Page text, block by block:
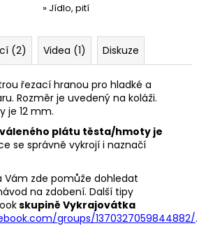
» Jídlo, pití
(2) Videa (1) Diskuze
řezací hranou pro hladké a
Rozměr je uvedený na koláži.
je 12 mm.
plátu těsta/hmoty je
se správně vykrojí i naznačí
Vám zde pomůže dohledat
na zdobení. Další tipy
skupině Vykrajovátka
groups/1370327059844882/.